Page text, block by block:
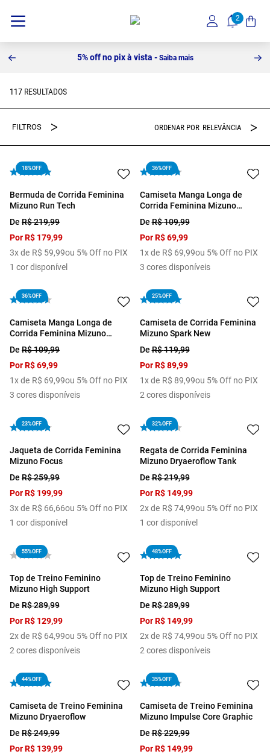
10% off na primeira compra -Cadastre-se!
117
RELEVÂNCIA
18%OFF
Bermuda de Corrida Feminina
Mizuno Run Tech
De R$219,99
PorR$ 179,99
3x de R$ 59,99ou 5% Off no PIX
1 cor disponível
36%OFF
Camiseta Manga Longa de
Corrida Feminina Mizuno
Nirvana
DeR$109,99
PorR$ 69,99
1x de R$ 69,99ou 5% Off no PIX
3 cores disponíveis
36%OFF
Camiseta Manga Longa de
Corrida Feminina Mizuno
Nirvana
De R$109,99
PorR$69,99
1x de R$ 69,99ou 5% Off no PIX
3 cores disponíveis
25%OFF
Camiseta de Corrida Feminina
Mizuno Spark New
DeR$119,99
PorR$ 89,99
1x de R$ 89,99ou 5% Off no PIX
2 cores disponíveis
23%OFF
Jaqueta de Corrida Feminina
Mizuno Focus
De R$259,99
PorR$ 199,99
3x de R$ 66,66ou 5% Off no PIX
1 cor disponível
32%OFF
Regata de Corrida Feminina
Mizuno Dryaeroflow Tank
DeR$219,99
PorR$ 149,99
2x de R$ 74,99ou 5% Off no PIX
1 cor disponível
55%OFF
Top de Treino Feminino
Mizuno High Support
De R$289,99
PorR$ 129,99
2x de R$ 64,99ou 5% Off no PIX
2 cores disponíveis
48%OFF
Top de Treino Feminino
Mizuno High Support
DeR$289,99
PorR$ 149,99
2x de R$ 74,99ou 5% Off no PIX
2 cores disponíveis
44%OFF
Camiseta de Treino Feminina
Mizuno Dryaeroflow
De R$249,99
PorR$ 139,99
35%OFF
Camiseta de Treino Feminina
Mizuno Impulse Core Graphic
DeR$229,99
PorR$ 149,99